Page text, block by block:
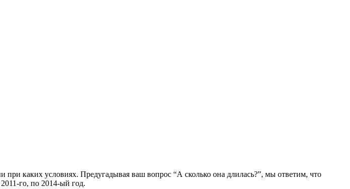
при каких условиях. Предугадывая ваш вопрос “А сколько она длилась?”, мы ответим, что
го, по 2014-ый год.